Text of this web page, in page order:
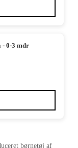
- 0-3 mdr
børnetøj af